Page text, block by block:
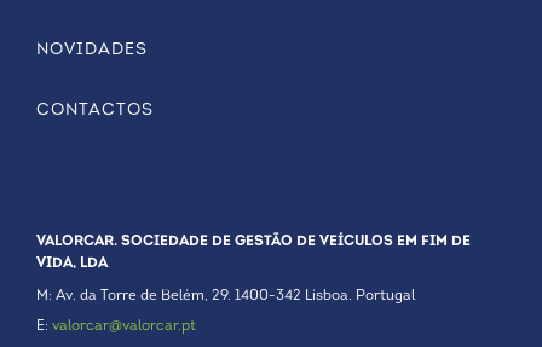
NOVIDADES
CONTACTOS
VALORCAR. SOCIEDADE DE GESTÃO DE VEÍCULOS EM FIM DE
VIDA, LDA
M: Av. da Torre de Belém, 29. 1400-342 Lisboa. Portugal
E: valorcar@valorcar.pt